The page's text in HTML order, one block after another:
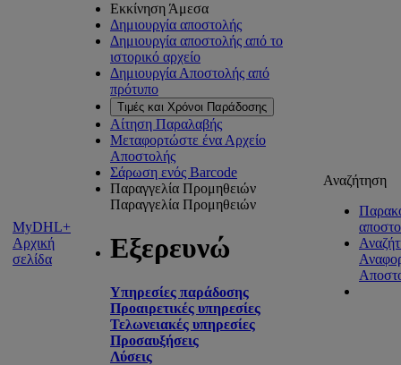
MyDHL+
Αρχική
σελίδα
Εκκίνηση Άμεσα
Δημιουργία αποστολής
Δημιουργία αποστολής από το
ιστορικό αρχείο
Δημιουργία Αποστολής από
πρότυπο
Τιμές και Χρόνοι Παράδοσης
Αίτηση Παραλαβής
Μεταφορτώστε ένα Αρχείο
Αποστολής
Σάρωση ενός Barcode
Παραγγελία Προμηθειών
Παραγγελία Προμηθειών
Εξερευνώ
Υπηρεσίες παράδοσης
Προαιρετικές υπηρεσίες
Τελωνειακές υπηρεσίες
Προσαυξήσεις
Λύσεις
Αναζήτηση